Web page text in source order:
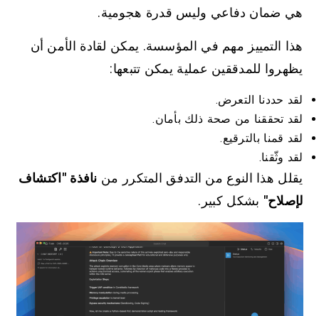
هي ضمان دفاعي وليس قدرة هجومية.
هذا التمييز مهم في المؤسسة. يمكن لقادة الأمن أن
يظهروا للمدققين عملية يمكن تتبعها:
لقد حددنا التعرض.
لقد تحققنا من صحة ذلك بأمان.
لقد قمنا بالترقيع.
لقد وثّقنا.
يقلل هذا النوع من التدفق المتكرر من نافذة "اكتشاف
لإصلاح" بشكل كبير.